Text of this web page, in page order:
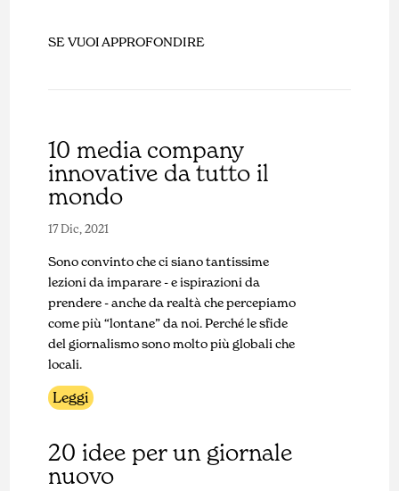
SE VUOI APPROFONDIRE
10 media company
innovative da tutto il
mondo
17 Dic, 2021
Sono convinto che ci siano tantissime
lezioni da imparare - e ispirazioni da
prendere - anche da realtà che percepiamo
come più “lontane” da noi. Perché le sfide
del giornalismo sono molto più globali che
locali.
Leggi
20 idee per un giornale
nuovo